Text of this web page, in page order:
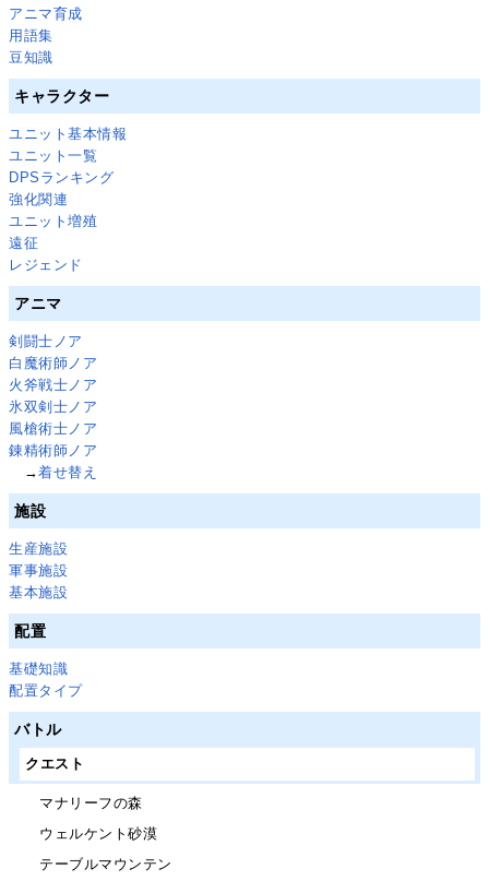
アニマ育成
用語集
豆知識
キャラクター
ユニット基本情報
ユニット一覧
DPSランキング
強化関連
ユニット増殖
遠征
レジェンド
アニマ
剣闘士ノア
白魔術師ノア
火斧戦士ノア
氷双剣士ノア
風槍術士ノア
錬精術師ノア
→着せ替え
施設
生産施設
軍事施設
基本施設
配置
基礎知識
配置タイプ
バトル
クエスト
マナリーフの森
ウェルケント砂漠
テーブルマウンテン